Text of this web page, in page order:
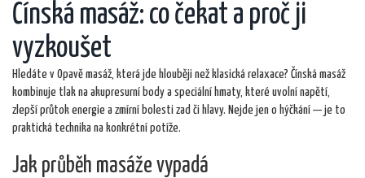
Čínská masáž: co čekat a proč ji
vyzkoušet
Hledáte v Opavě masáž, která jde hlouběji než klasická relaxace? Čínská masáž
kombinuje tlak na akupresurní body a speciální hmaty, které uvolní napětí,
zlepší průtok energie a zmírní bolesti zad či hlavy. Nejde jen o hýčkání — je to
praktická technika na konkrétní potíže.
Jak průběh masáže vypadá